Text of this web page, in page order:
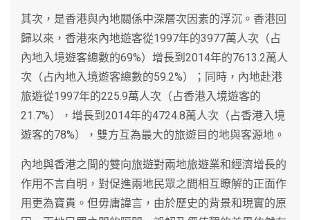
其次，是香港與內地關係中深層次因素的浮沉。香港回
歸以來，香港來內地遊客從1997年的3977萬人次（占
內地入境遊客總數的69%）增長到2014年的7613.2萬人
次（占內地入境遊客總數的59.2%）；同時，內地赴港
旅遊從1997年的225.9萬人次（占香港入境遊客的
21.7%），增長到2014年的4724.8萬人次（占香港入境
遊客的78%），雙方互為最大的旅遊目的地與客源地。
內地與香港之間的雙向旅遊對兩地旅遊業和經濟增長的
作用不言自明，對促進兩地民眾之間相互瞭解的正面作
用更為寶貴。但毋庸諱言，由於歷史的背景和現實的原